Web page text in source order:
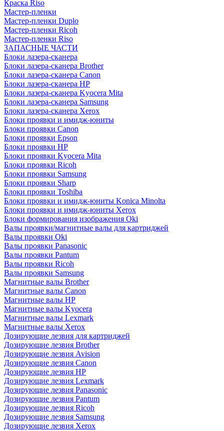
Краска Riso
Мастер-пленки
Мастер-пленки Duplo
Мастер-пленки Ricoh
Мастер-пленки Riso
ЗАПАСНЫЕ ЧАСТИ
Блоки лазера-сканера
Блоки лазера-сканера Brother
Блоки лазера-сканера Canon
Блоки лазера-сканера HP
Блоки лазера-сканера Kyocera Mita
Блоки лазера-сканера Samsung
Блоки лазера-сканера Xerox
Блоки проявки и имидж-юниты
Блоки проявки Canon
Блоки проявки Epson
Блоки проявки HP
Блоки проявки Kyocera Mita
Блоки проявки Ricoh
Блоки проявки Samsung
Блоки проявки Sharp
Блоки проявки Toshiba
Блоки проявки и имидж-юниты Konica Minolta
Блоки проявки и имидж-юниты Xerox
Блоки формирования изображения Oki
Валы проявки/магнитные валы для картриджей
Валы проявки Oki
Валы проявки Panasonic
Валы проявки Pantum
Валы проявки Ricoh
Валы проявки Samsung
Магнитные валы Brother
Магнитные валы Canon
Магнитные валы HP
Магнитные валы Kyocera
Магнитные валы Lexmark
Магнитные валы Xerox
Дозирующие лезвия для картриджей
Дозирующие лезвия Brother
Дозирующие лезвия Avision
Дозирующие лезвия Canon
Дозирующие лезвия HP
Дозирующие лезвия Lexmark
Дозирующие лезвия Panasonic
Дозирующие лезвия Pantum
Дозирующие лезвия Ricoh
Дозирующие лезвия Samsung
Дозирующие лезвия Xerox